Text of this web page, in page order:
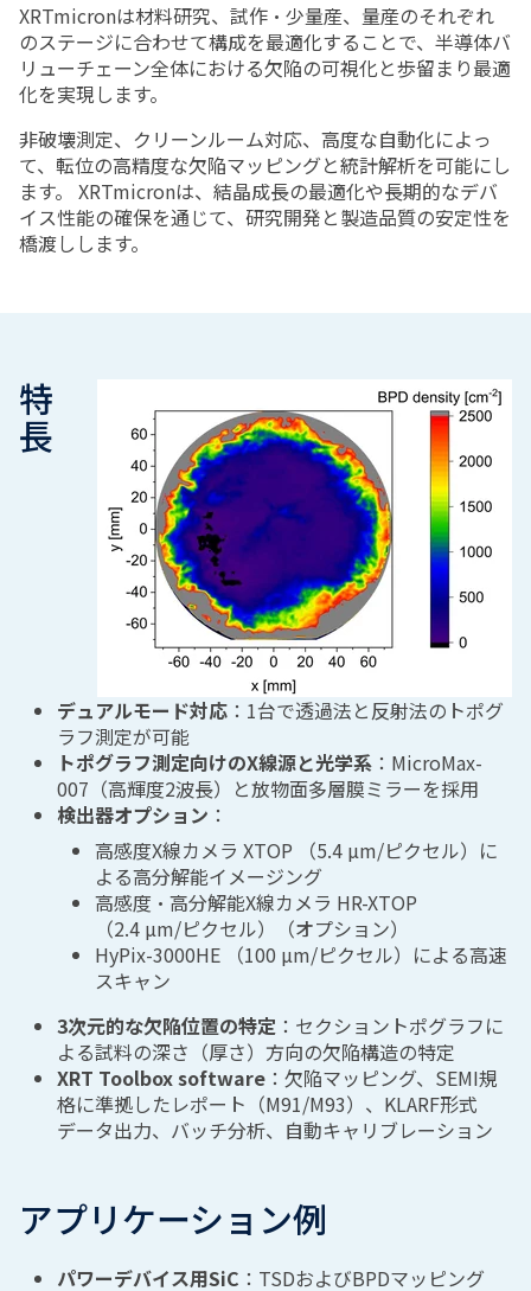
XRTmicronは材料研究、試作・少量産、量産のそれぞれ
のステージに合わせて構成を最適化することで、半導体バ
リューチェーン全体における欠陥の可視化と歩留まり最適
化を実現します。
非破壊測定、クリーンルーム対応、高度な自動化によっ
て、転位の高精度な欠陥マッピングと統計解析を可能にし
ます。 XRTmicronは、結晶成長の最適化や長期的なデバ
イス性能の確保を通じて、研究開発と製造品質の安定性を
橋渡しします。
特
長
デュアルモード対応 ：1台で透過法と反射法のトポグ
ラフ測定が可能
トポグラフ測定向けのX線源と光学系 ：MicroMax-
007（高輝度2波長）と放物面多層膜ミラーを採用
検出器オプション ：
高感度X線カメラ XTOP （5.4 µm/ピクセル）に
よる高分解能イメージング
高感度・高分解能X線カメラ HR-XTOP
（2.4 µm/ピクセル）（オプション）
HyPix-3000HE （100 µm/ピクセル）による高速
スキャン
3次元的な欠陥位置の特定 ：セクショントポグラフに
よる試料の深さ（厚さ）方向の欠陥構造の特定
XRT Toolbox software ：欠陥マッピング、SEMI規
格に準拠したレポート（M91/M93）、KLARF形式
データ出力、バッチ分析、自動キャリブレーション
アプリケーション例
パワーデバイス用SiC ：TSDおよびBPDマッピング